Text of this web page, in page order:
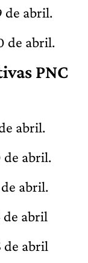
de abril.
de abril.
PNC
abril.
de abril.
abril.
de abril
de abril